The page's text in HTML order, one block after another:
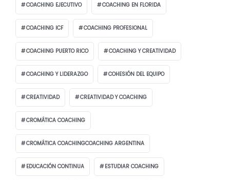
COACHING EJECUTIVO COACHING EN FLORIDA
COACHING ICF COACHING PROFESIONAL
COACHING PUERTO RICO COACHING Y CREATIVIDAD
COACHING Y LIDERAZGO COHESIÓN DEL EQUIPO
CREATIVIDAD CREATIVIDAD Y COACHING
CROMÁTICA COACHING
CROMÁTICA COACHINGCOACHING ARGENTINA
EDUCACIÓN CONTINUA ESTUDIAR COACHING